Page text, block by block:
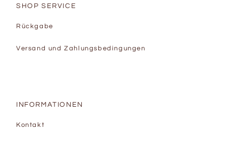
SHOP SERVICE
Rückgabe
Versand und Zahlungsbedingungen
INFORMATIONEN
Kontakt